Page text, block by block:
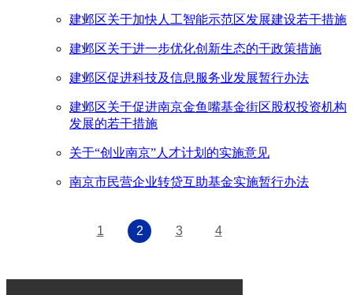
建邺区关于加快人工智能示范区发展建设若干措施
建邺区关于进一步优化创新生态的干政策措施
建邺区促进科技及信息服务业发展暂行办法
建邺区关于促进南京金鱼嘴基金街区股权投资机构
发展的若干措施
关于“创业南京”人才计划的实施意见
南京市民营企业转贷互助基金实施暂行办法
1 2 3 4